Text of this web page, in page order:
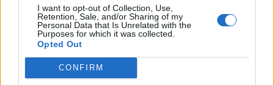
I want to opt-out of Collection, Use,
Retention, Sale, and/or Sharing of my
Personal Data that Is Unrelated with the
Purposes for which it was collected.
Opted Out
CONFIRM
metro B1 Cambiano percorso 43
autobus
15/04/2012